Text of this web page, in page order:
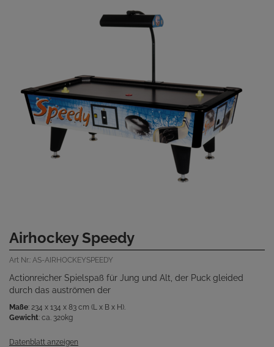
Airhockey Speedy
Art Nr.: AS-AIRHOCKEYSPEEDY
Actionreicher Spielspaß für Jung und Alt, der Puck gleided
durch das auströmen der
Maße: 234 x 134 x 83 cm (L x B x H).
Gewicht: ca. 320kg
Datenblatt anzeigen